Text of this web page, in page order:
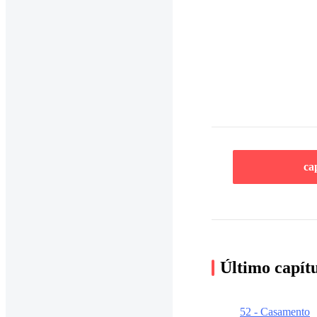
Último
52 - Casamento